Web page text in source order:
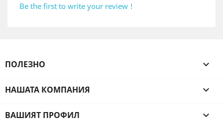
Be the first to write your review !
ПОЛЕЗНО 
НАШАТА КОМПАНИЯ 
ВАШИЯТ ПРОФИЛ 